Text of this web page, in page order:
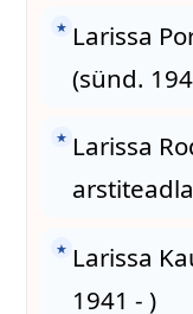
★ Larissa
(sünd.
★ Larissa
★ Larissa
1941 - )